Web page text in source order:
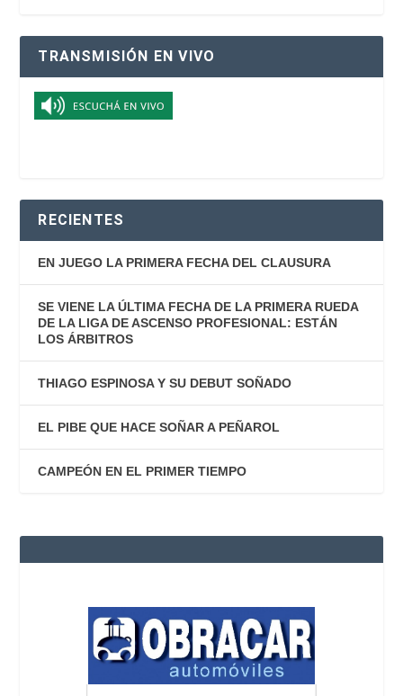
TRANSMISIÓN EN VIVO
RECIENTES
EN JUEGO LA PRIMERA FECHA DEL CLAUSURA
SE VIENE LA ÚLTIMA FECHA DE LA PRIMERA RUEDA
DE LA LIGA DE ASCENSO PROFESIONAL: ESTÁN
LOS ÁRBITROS
THIAGO ESPINOSA Y SU DEBUT SOÑADO
EL PIBE QUE HACE SOÑAR A PEÑAROL
CAMPEÓN EN EL PRIMER TIEMPO